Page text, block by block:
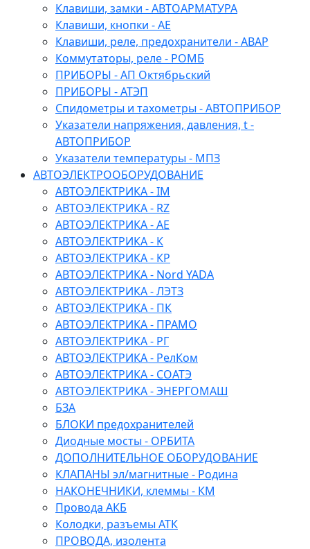
Клавиши, замки - АВТОАРМАТУРА
Клавиши, кнопки - АЕ
Клавиши, реле, предохранители - АВАР
Коммутаторы, реле - РОМБ
ПРИБОРЫ - АП Октябрьский
ПРИБОРЫ - АТЭП
Спидометры и тахометры - АВТОПРИБОР
Указатели напряжения, давления, t -
АВТОПРИБОР
Указатели температуры - МПЗ
АВТОЭЛЕКТРООБОРУДОВАНИЕ
АВТОЭЛЕКТРИКА - IM
АВТОЭЛЕКТРИКА - RZ
АВТОЭЛЕКТРИКА - АЕ
АВТОЭЛЕКТРИКА - К
АВТОЭЛЕКТРИКА - КР
АВТОЭЛЕКТРИКА - Nord YADA
АВТОЭЛЕКТРИКА - ЛЭТЗ
АВТОЭЛЕКТРИКА - ПК
АВТОЭЛЕКТРИКА - ПРАМО
АВТОЭЛЕКТРИКА - РГ
АВТОЭЛЕКТРИКА - РелКом
АВТОЭЛЕКТРИКА - СОАТЭ
АВТОЭЛЕКТРИКА - ЭНЕРГОМАШ
БЗА
БЛОКИ предохранителей
Диодные мосты - ОРБИТА
ДОПОЛНИТЕЛЬНОЕ ОБОРУДОВАНИЕ
КЛАПАНЫ эл/магнитные - Родина
НАКОНЕЧНИКИ, клеммы - КМ
Провода АКБ
Колодки, разъемы АТК
ПРОВОДА, изолента